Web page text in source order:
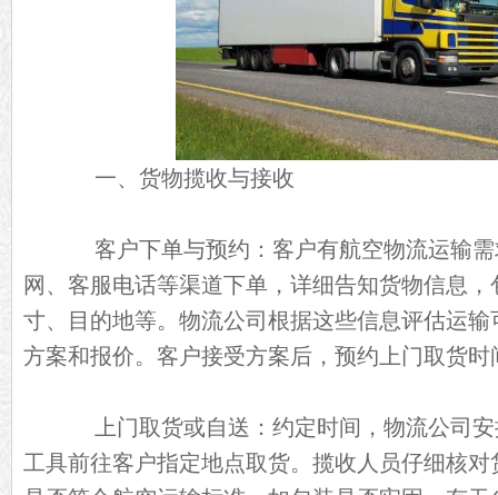
一、货物揽收与接收
客户下单与预约：客户有航空物流运输需
网、客服电话等渠道下单，详细告知货物信息
寸、目的地等。物流公司根据这些信息评估运
方案和报价。客户接受方案后，预约上门取货时
上门取货或自送：约定时间，物流公司安
工具前往客户指定地点取货。揽收人员仔细核